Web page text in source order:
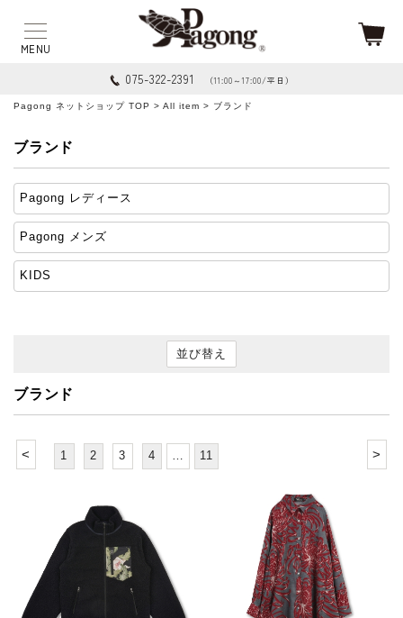
075-322-2391 （11:00～17:00/平日）
Pagong ネットショップ TOP > All item > ブランド
ブランド
Pagong レディース
Pagong メンズ
KIDS
並び替え
ブランド
< >
1 2 3 4 11